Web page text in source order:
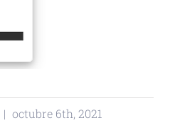
| octubre 6th, 2021